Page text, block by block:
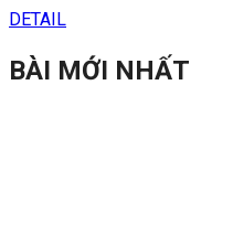
DETAIL
BÀI MỚI NHẤT